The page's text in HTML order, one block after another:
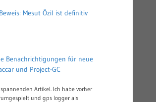
Mesut Özil ist definitiv
Benachrichtigungen für neue
und Project-GC
Artikel. Ich habe vorher
und gps logger als